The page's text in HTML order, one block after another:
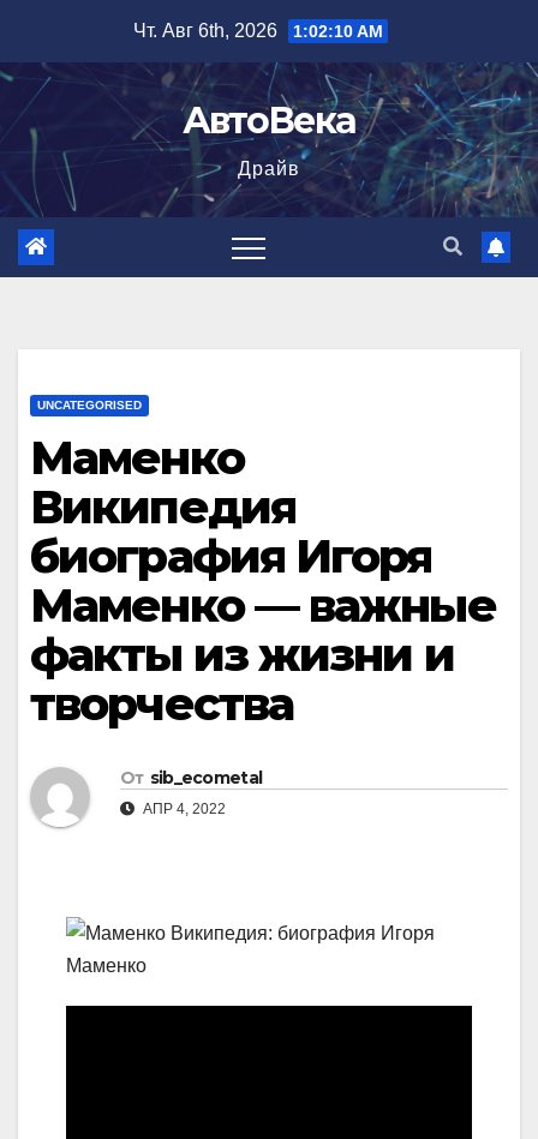
содержимому
Чт. Авг 6th, 2026 1:02:11 AM
АвтоВека
Драйв
UNCATEGORISED
Маменко
Википедия
биография Игоря
Маменко — важные
факты из жизни и
творчества
От sib_ecometal
АПР 4, 2022